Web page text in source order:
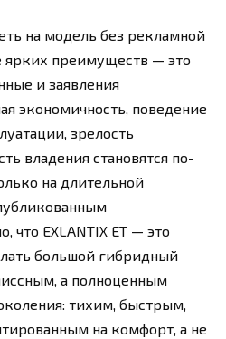
на модель без рекламной
ярких преимуществ — это
и заявления
экономичность, поведение
зрелость
владения становятся по-
на длительной
что EXLANTIX ET — это
большой гибридный
а полноценным
тихим, быстрым,
на комфорт, а не